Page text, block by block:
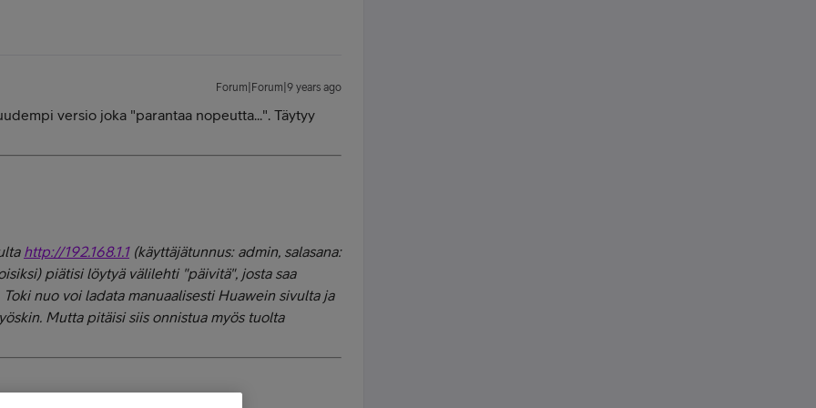
Forum|Forum|9 years ago
versio joka "parantaa nopeutta...". Täytyy
http://192.168.1.1(käyttäjätunnus: admin, salasana:
piätisi löytyä välilehti "päivitä", josta saa
nuo voi ladata manuaalisesti Huawein sivulta ja
Mutta pitäisi siis onnistua myös tuolta